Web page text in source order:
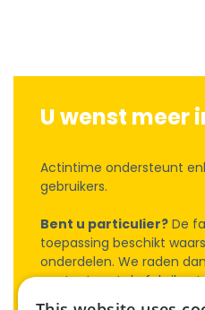
U wenst meer
Actintime ondersteunt
gebruikers.
Bent u particulier? De
toepassing beschikt
onderdelen. We raden
contact met de fabrikant